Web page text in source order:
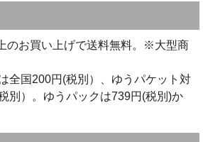
のお買い上げで送料無料。※大型商
全国200円(税別）、ゆうパケット対
別）。ゆうパックは739円(税別)か